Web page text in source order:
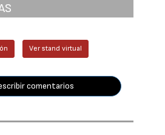
Ver stand virtual
comentarios